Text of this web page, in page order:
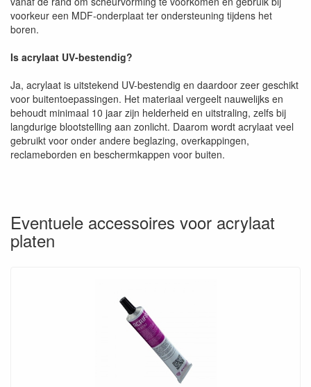
voorkeur een MDF-onderplaat ter ondersteuning tijdens het
boren.
Is acrylaat UV-bestendig?
Ja, acrylaat is uitstekend UV-bestendig en daardoor zeer geschikt
voor buitentoepassingen. Het materiaal vergeelt nauwelijks en
behoudt minimaal 10 jaar zijn helderheid en uitstraling, zelfs bij
langdurige blootstelling aan zonlicht. Daarom wordt acrylaat veel
gebruikt voor onder andere beglazing, overkappingen,
reclameborden en beschermkappen voor buiten.
Eventuele accessoires voor acrylaat
platen